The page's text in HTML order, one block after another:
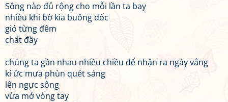
Sông nào đủ rộng cho mỗi lần ta bay
nhiều khi bờ kia buông dốc
gió từng đêm
chất đầy
chúng ta gần nhau nhiều chiều để nhận ra ngày vắng
kí ức mưa phùn quét sáng
lên ngực sông
vừa mở vòng tay